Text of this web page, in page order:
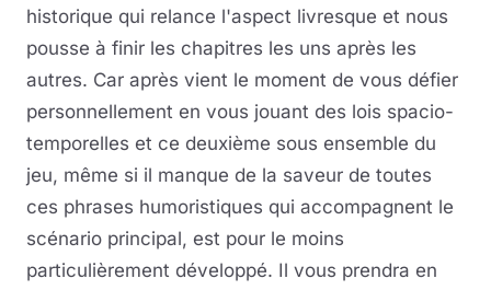
historique qui relance l'aspect livresque et nous
pousse à finir les chapitres les uns après les
autres. Car après vient le moment de vous défier
personnellement en vous jouant des lois spacio-
temporelles et ce deuxième sous ensemble du
jeu, même si il manque de la saveur de toutes
ces phrases humoristiques qui accompagnent le
scénario principal, est pour le moins
particulièrement développé. Il vous prendra en